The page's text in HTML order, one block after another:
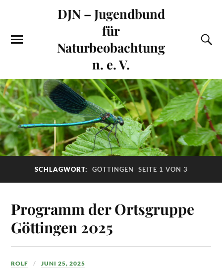
DJN – Jugendbund
für
Naturbeobachtung
n. e. V.
SCHLAGWORT: GÖTTINGEN SEITE 1 VON 3
Programm der Ortsgruppe
Göttingen 2025
ROLF JUNI 25, 2025